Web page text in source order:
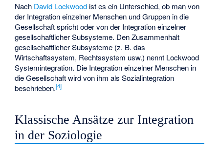
Nach David Lockwood ist es ein Unterschied, ob man von
der Integration einzelner Menschen und Gruppen in die
Gesellschaft spricht oder von der Integration einzelner
gesellschaftlicher Subsysteme. Den Zusammenhalt
gesellschaftlicher Subsysteme (z. B. das
Wirtschaftssystem, Rechtssystem usw.) nennt Lockwood
Systemintegration. Die Integration einzelner Menschen in
die Gesellschaft wird von ihm als Sozialintegration
beschrieben.[4]
Klassische Ansätze zur Integration
in der Soziologie